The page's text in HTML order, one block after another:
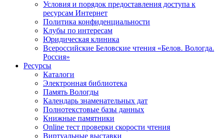
Условия и порядок предоставления доступа к
ресурсам Интернет
Политика конфиденциальности
Клубы по интересам
Юридическая клиника
Всероссийские Беловские чтения «Белов. Вологда.
Россия»
Ресурсы
Каталоги
Электронная библиотека
Память Вологды
Календарь знаменательных дат
Полнотекстовые базы данных
Книжные памятники
Online тест проверки скорости чтения
Виртуальные выставки